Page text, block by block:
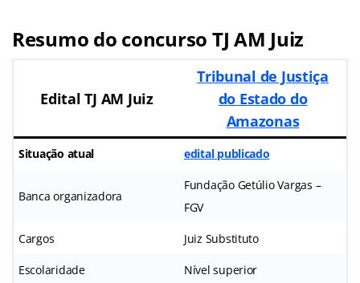
Resumo do concurso TJ AM Juiz
EditalTJ AM Juiz
Tribunal de Justiça
do Estado do
Amazonas
Situação atual edital publicado
Banca organizadora
Fundação Getúlio Vargas –
FGV
Cargos Juiz Substituto
Escolaridade Nível superior